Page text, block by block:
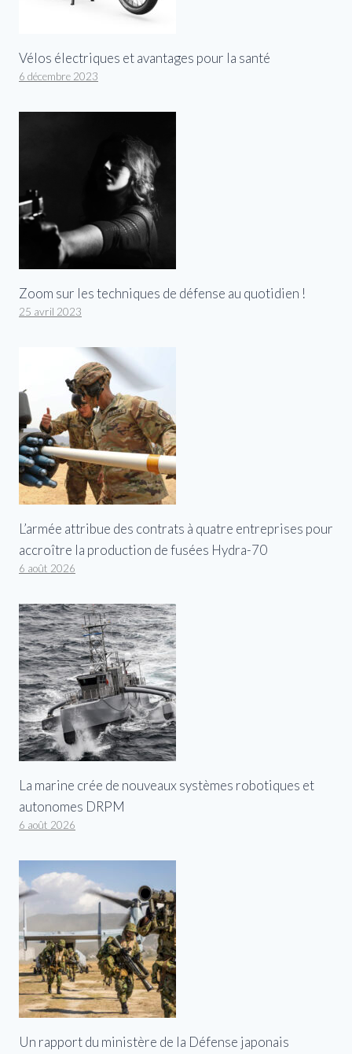
Vélos électriques et avantages pour la santé
6 décembre 2023
Zoom sur les techniques de défense au quotidien !
25 avril 2023
L’armée attribue des contrats à quatre entreprises pour
accroître la production de fusées Hydra-70
6 août 2026
La marine crée de nouveaux systèmes robotiques et
autonomes DRPM
6 août 2026
Un rapport du ministère de la Défense japonais